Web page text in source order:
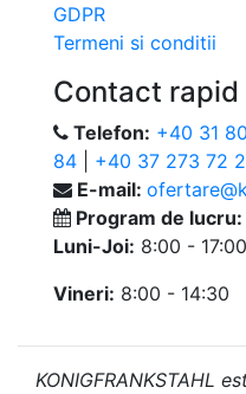
GDPR
Termeni si conditii
Contact rapid
Telefon: +40 31
84
+40 37 273 72
E-mail:
Program de lucru:
Luni-Joi: 8:00 - 17:00
Vineri: 8:00 - 14:30
KONIGFRANKSTAHL